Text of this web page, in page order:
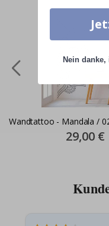
Wandtattoo - Mandala /
Special
Price
29,00 €
Nein